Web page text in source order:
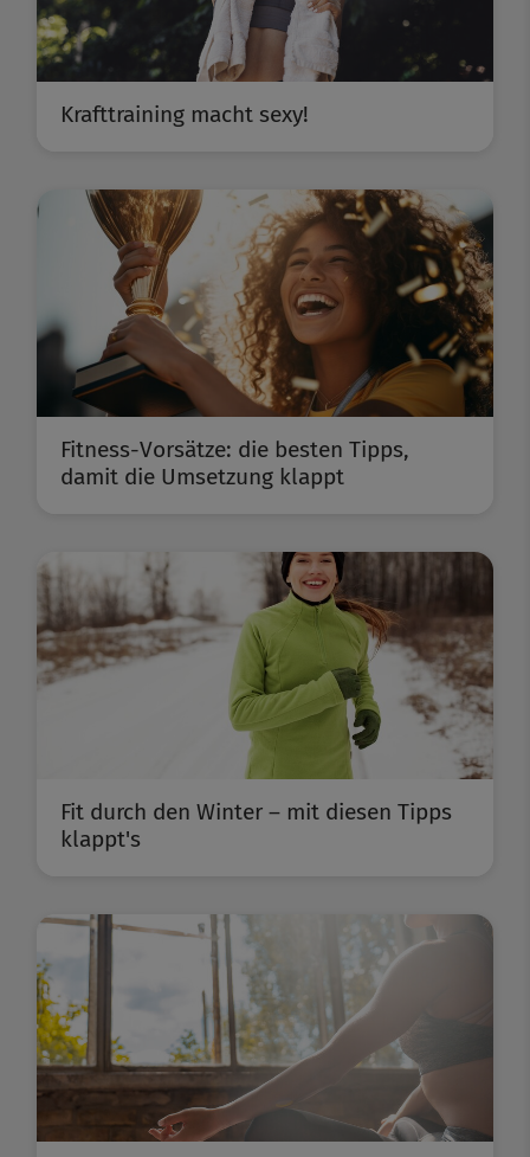
Krafttraining macht sexy!
Fitness-Vorsätze: die besten Tipps,
damit die Umsetzung klappt
Fit durch den Winter – mit diesen Tipps
klappt's